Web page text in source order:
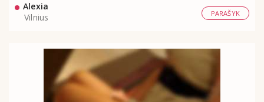
Alexia
Vilnius
PARAŠYK